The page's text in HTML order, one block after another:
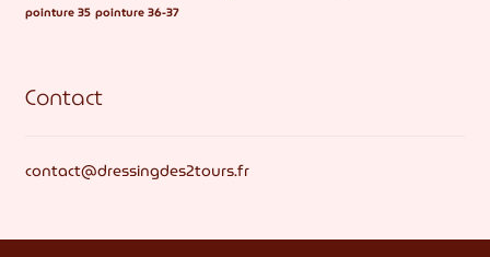
pointure 35 pointure 36-37
Contact
contact@dressingdes2tours.fr